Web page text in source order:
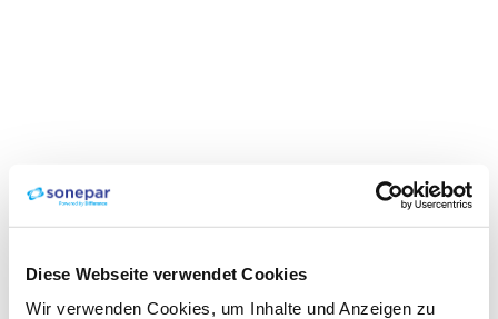
Diese Webseite verwendet Cookies
Wir verwenden Cookies, um Inhalte und Anzeigen zu